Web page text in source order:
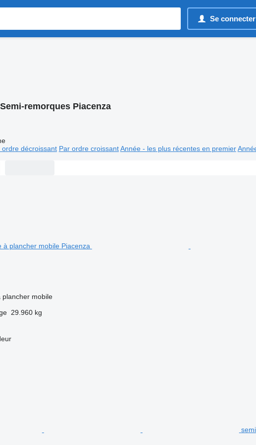
Se
Semi-remorques Piacenza
ordre décroissant Par ordre croissant Année - les plus récentes en premier
mobile
29.960 kg